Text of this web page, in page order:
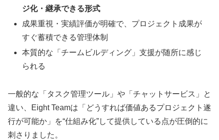
ジ化・継承できる形式
成果重視・実績評価が明確で、プロジェクト成果が
すぐ蓄積できる管理体制
本質的な「チームビルディング」支援が随所に感じ
られる
一般的な「タスク管理ツール」や「チャットサービス」と
違い、Eight Teamは「どうすれば価値あるプロジェクト遂
行が可能か」を“仕組み化”して提供している点が圧倒的に
刺さりました。